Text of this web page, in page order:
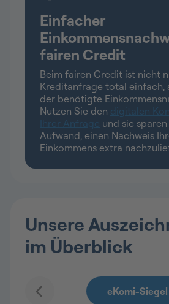
Einfacher
fairen Credit
Beim fairen Credit ist nicht
Kreditanfrage total einfach,
der benötigte
Nutzen Sie den digitalen
Ihrer Anfrage und sie
Aufwand, einen Nachweis
Einkommens extra
Unsere
im Überblick